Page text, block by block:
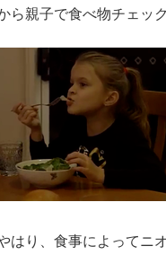
ら親子で食べ物チェッ
はり、食事によってニ